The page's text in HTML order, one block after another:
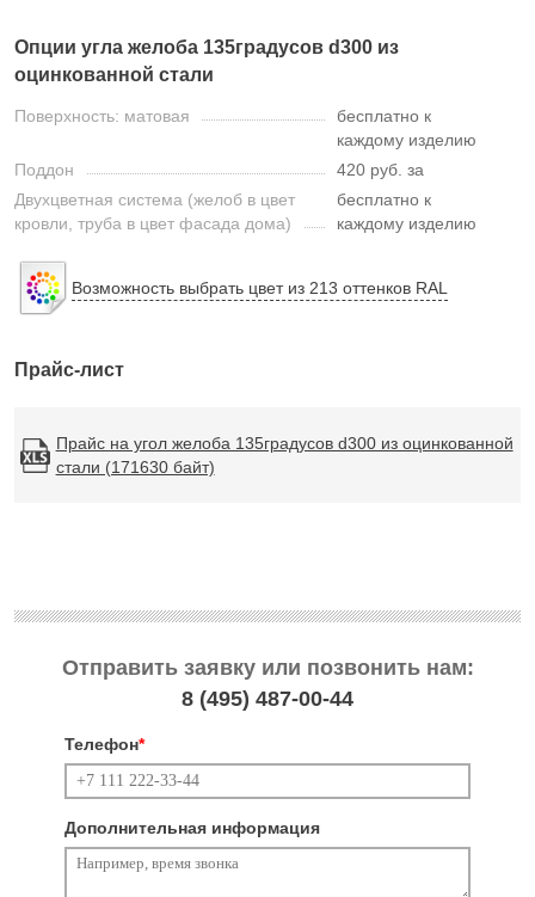
Опции угла желоба 135градусов d300 из
оцинкованной стали
Поверхность: матовая
бесплатно к
каждому изделию
Поддон
420 руб. за
Двухцветная система (желоб в цвет
кровли, труба в цвет фасада дома)
бесплатно к
каждому изделию
Возможность выбрать цвет из 213 оттенков RAL
Прайс-лист
Прайс на угол желоба 135градусов d300 из оцинкованной
стали (171630 байт)
Отправить заявку или позвонить нам:
8 (495) 487-00-44
Телефон*
Дополнительная информация